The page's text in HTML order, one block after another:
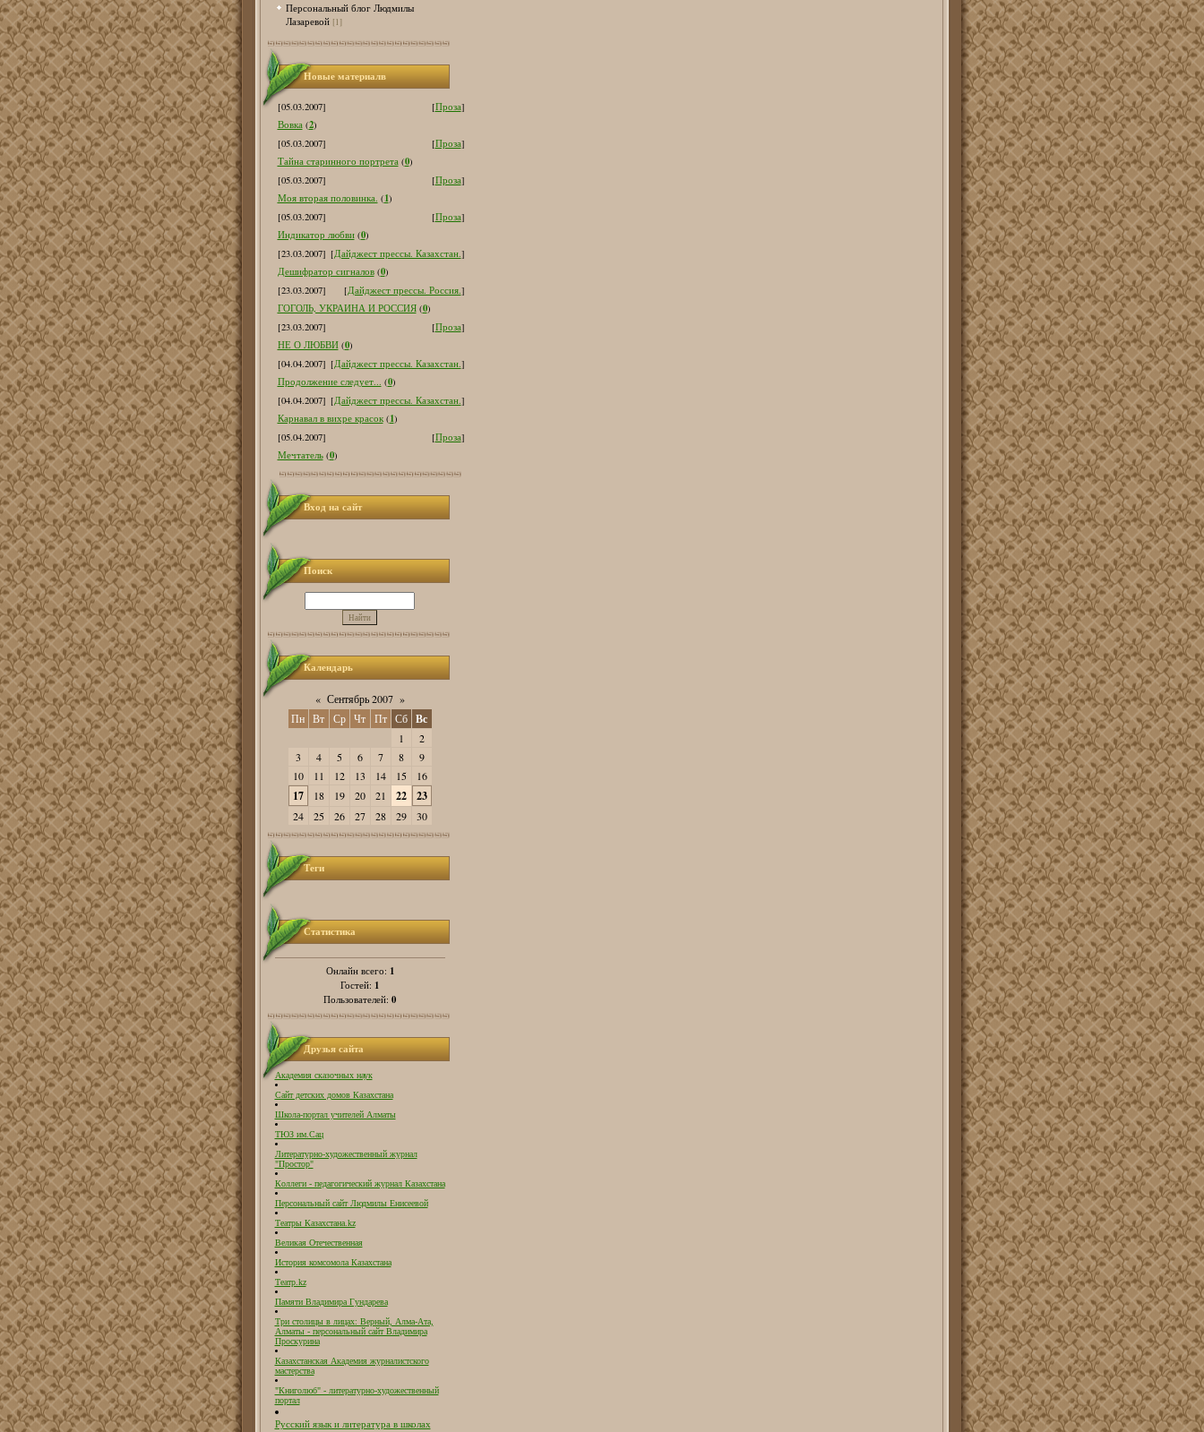
Персональный блог Людмилы
Лазаревой [1]
Новые материалв
[05.03.2007] [Проза]
Вовка (2)
[05.03.2007]
[Проза]
Тайна старинного портрета (0)
[05.03.2007]
[Проза]
Моя вторая половинка. (1)
[05.03.2007]
[Проза]
Индикатор любви (0)
[23.03.2007] [Дайджест прессы. Казахстан.]
Дешифратор сигналов (0)
[23.03.2007]
[Дайджест прессы. Россия.]
ГОГОЛЬ, УКРАИНА И РОССИЯ (0)
[23.03.2007]
[Проза]
НЕ О ЛЮБВИ (0)
[04.04.2007] [Дайджест прессы. Казахстан.]
Продолжение следует... (0)
[04.04.2007] [Дайджест прессы. Казахстан.]
Карнавал в вихре красок (1)
[05.04.2007]
[Проза]
Мечтатель (0)
Вход на сайт
Поиск
Календарь
« Сентябрь 2007 »
Пн Вт Ср Чт Пт Сб Вс
1
2
3
4 5 6 7 8
9
10
11 12 13 14 15 16
17 18 19 20 21 22 23
24 25 26 27 28 29 30
Теги
Статистика
Онлайн всего: 1
Гостей: 1
Пользователей: 0
Друзья сайта
Академия сказочных наук
Сайт детских домов Казахстана
Школа-портал учителей Алматы
ТЮЗ им.Сац
Литературно-художественный журнал
"Простор"
Коллеги - педагогический журнал Казахстана
Персональный сайт Людмилы Енисеевой
Театры Казахстана.kz
Великая Отечественная
История комсомола Казахстана
Театр.kz
Памяти Владимира Гундарева
Три столицы в лицах: Верный, Алма-Ата,
Алматы - персональный сайт Владимира
Проскурина
Казахстанская Академия журналистского
мастерства
"Книголюб" - литературно-художественный
портал
Русский язык и литература в школах